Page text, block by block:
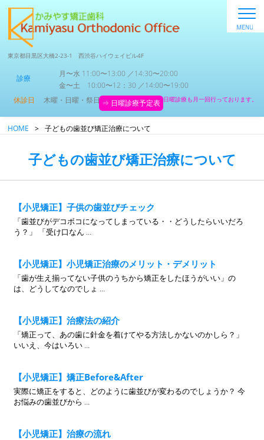
東京都目黒区大橋2-23-1 西渋谷ハイウェイビル4F
診療
月〜水 11:00〜13:00 ／14:30〜20:00
金〜土 10:00〜12：30 ／14:00〜19:00
休診日
木曜・日曜・祭日 ⇒ 日曜診療予定表 日曜診療も月一回行っております。
HOME > 子どもの歯並び矯正治療について
子どもの歯並び矯正治療について
【小児矯正】子供の歯並びチェック
「歯並びがデコボコになってしまっている・・どうしたらいいだろ
う？」 「受け口なん …
【小児矯正】小児矯正治療のメリット・デメリット
「歯が生え揃ってない子供のうちから矯正をしたほうがいい」の
は、どうしてなのでしょ …
【小児矯正】治療法の紹介
「矯正って、あの歯に針金を着けてやる方法しかないのかしら？」
いいえ、今はいろい …
【小児矯正】矯正Before&After
実際に矯正をすると、どのように歯並びが変わるのでしょうか？ 今
お悩みの歯並びから …
【小児矯正】治療の流れ